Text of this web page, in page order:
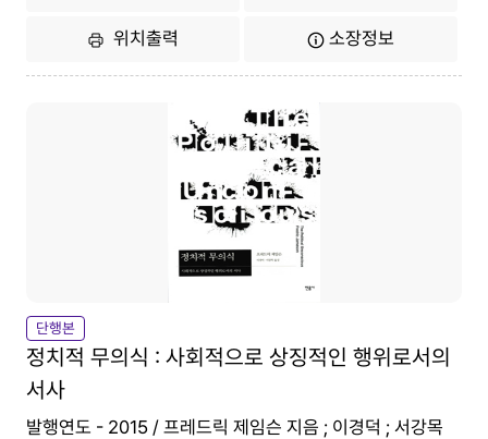
위치출력 소장정보
단행본
정치적 무의식 : 사회적으로 상징적인 행위로서의
서사
발행연도 - 2015 / 프레드릭 제임슨 지음 ; 이경덕 ; 서강목